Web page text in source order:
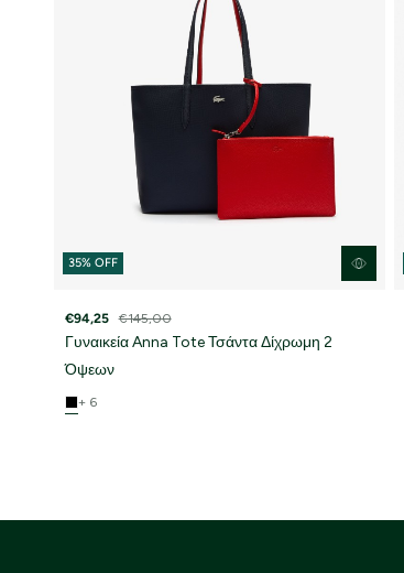
35% OFF
€94,25 €145,00
Γυναικεία Anna Tote Τσάντα Δίχρωμη 2
Όψεων
+ 6